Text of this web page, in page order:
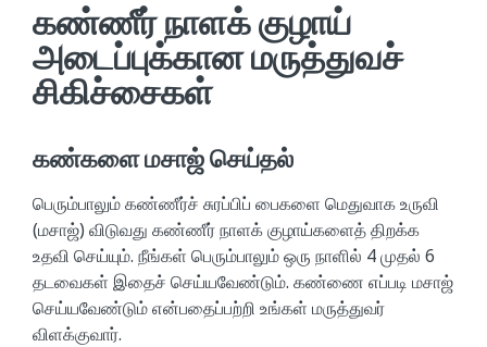
கண்ணீர் நாளக் குழாய்
அடைப்புக்கான மருத்துவச்
சிகிச்சைகள்
கண்களை மசாஜ் செய்தல்
பெரும்பாலும் கண்ணீர்ச் சுரப்பிப் பைகளை மெதுவாக உருவி
(மசாஜ்) விடுவது கண்ணீர் நாளக் குழாய்களைத் திறக்க
உதவி செய்யும். நீங்கள் பெரும்பாலும் ஒரு நாளில் 4 முதல் 6
தடவைகள் இதைச் செய்யவேண்டும். கண்ணை எப்படி மசாஜ்
செய்யவேண்டும் என்பதைப்பற்றி உங்கள் மருத்துவர்
விளக்குவார்.